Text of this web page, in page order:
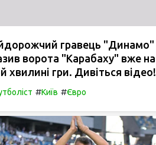
гравець "Динамо"
ворота "Карабаху" вже на
хвилині гри. Дивіться відео!
#Київ #Євро